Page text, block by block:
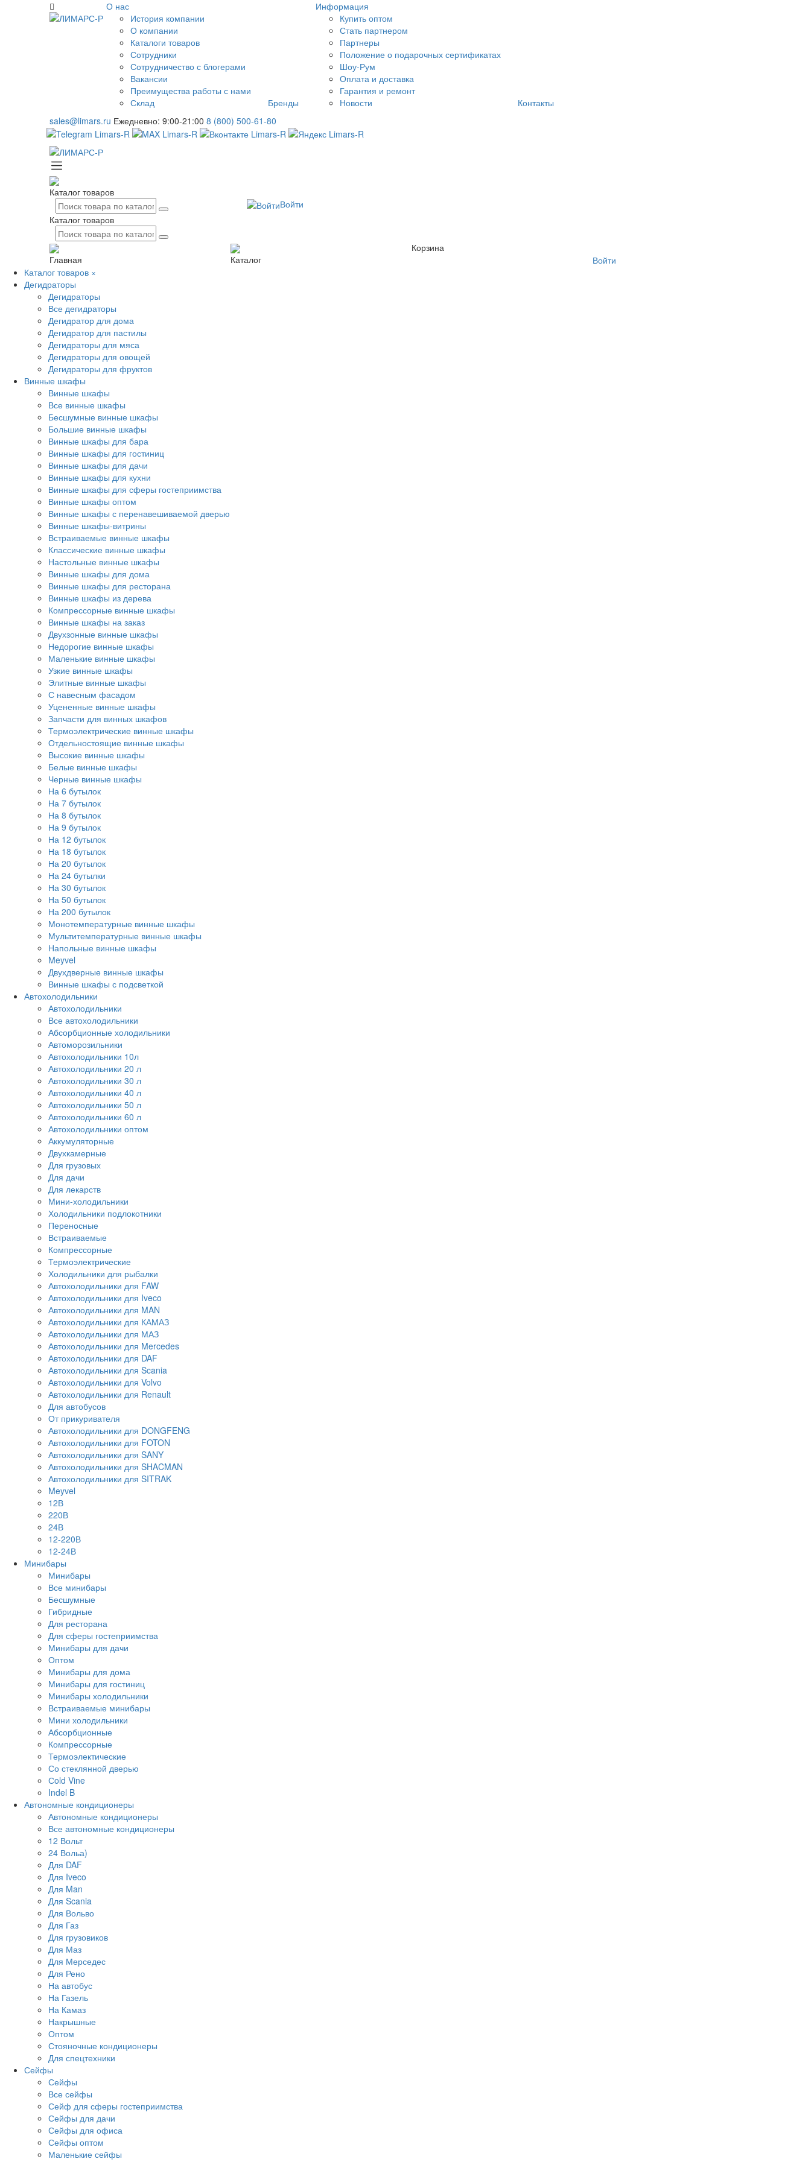
О нас
История компании
О компании
Каталоги товаров
Сотрудники
Сотрудничество с блогерами
Вакансии
Преимущества работы с нами
Склад
Бренды
Информация
Купить оптом
Стать партнером
Партнеры
Положение о подарочных сертификатах
Шоу-Рум
Оплата и доставка
Гарантия и ремонт
Новости
Контакты
sales@limars.ru Ежедневно: 9:00-21:00 8 (800) 500-61-80
Каталог товаров
Войти
Каталог товаров
Главная Каталог
Корзина
Войти
Каталог товаров ×
Дегидраторы
Дегидраторы
Все дегидраторы
Дегидратор для дома
Дегидратор для пастилы
Дегидраторы для мяса
Дегидраторы для овощей
Дегидраторы для фруктов
Винные шкафы
Винные шкафы
Все винные шкафы
Бесшумные винные шкафы
Большие винные шкафы
Винные шкафы для бара
Винные шкафы для гостиниц
Винные шкафы для дачи
Винные шкафы для кухни
Винные шкафы для сферы гостеприимства
Винные шкафы оптом
Винные шкафы с перенавешиваемой дверью
Винные шкафы-витрины
Встраиваемые винные шкафы
Классические винные шкафы
Настольные винные шкафы
Винные шкафы для дома
Винные шкафы для ресторана
Винные шкафы из дерева
Компрессорные винные шкафы
Винные шкафы на заказ
Двухзонные винные шкафы
Недорогие винные шкафы
Маленькие винные шкафы
Узкие винные шкафы
Элитные винные шкафы
С навесным фасадом
Уцененные винные шкафы
Запчасти для винных шкафов
Термоэлектрические винные шкафы
Отдельностоящие винные шкафы
Высокие винные шкафы
Белые винные шкафы
Черные винные шкафы
На 6 бутылок
На 7 бутылок
На 8 бутылок
На 9 бутылок
На 12 бутылок
На 18 бутылок
На 20 бутылок
На 24 бутылки
На 30 бутылок
На 50 бутылок
На 200 бутылок
Монотемпературные винные шкафы
Мультитемпературные винные шкафы
Напольные винные шкафы
Meyvel
Двухдверные винные шкафы
Винные шкафы с подсветкой
Автохолодильники
Автохолодильники
Все автохолодильники
Абсорбционные холодильники
Автоморозильники
Автохолодильники 10л
Автохолодильники 20 л
Автохолодильники 30 л
Автохолодильники 40 л
Автохолодильники 50 л
Автохолодильники 60 л
Автохолодильники оптом
Аккумуляторные
Двухкамерные
Для грузовых
Для дачи
Для лекарств
Мини-холодильники
Холодильники подлокотники
Переносные
Встраиваемые
Компрессорные
Термоэлектрические
Холодильники для рыбалки
Автохолодильники для FAW
Автохолодильники для Iveco
Автохолодильники для MAN
Автохолодильники для КАМАЗ
Автохолодильники для МАЗ
Автохолодильники для Mercedes
Автохолодильники для DAF
Автохолодильники для Scania
Автохолодильники для Volvo
Автохолодильники для Renault
Для автобусов
От прикуривателя
Автохолодильники для DONGFENG
Автохолодильники для FOTON
Автохолодильники для SANY
Автохолодильники для SHACMAN
Автохолодильники для SITRAK
Meyvel
12В
220В
24В
12-220В
12-24В
Минибары
Минибары
Все минибары
Бесшумные
Гибридные
Для ресторана
Для сферы гостеприимства
Минибары для дачи
Оптом
Минибары для дома
Минибары для гостиниц
Минибары холодильники
Встраиваемые минибары
Мини холодильники
Абсорбционные
Компрессорные
Термоэлектические
Со стеклянной дверью
Сold Vine
Indel B
Автономные кондиционеры
Автономные кондиционеры
Все автономные кондиционеры
12 Вольт
24 Вольа)
Для DAF
Для Iveco
Для Man
Для Scania
Для Вольво
Для Газ
Для грузовиков
Для Маз
Для Мерседес
Для Рено
На автобус
На Газель
На Камаз
Накрышные
Оптом
Стояночные кондиционеры
Для спецтехники
Сейфы
Сейфы
Все сейфы
Сейф для сферы гостеприимства
Сейфы для дачи
Сейфы для офиса
Сейфы оптом
Маленькие сейфы